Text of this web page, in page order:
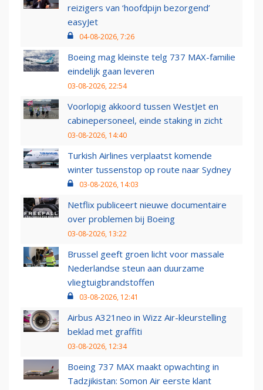
reizigers van ‘hoofdpijn bezorgend’
easyJet
04-08-2026, 7:26
Boeing mag kleinste telg 737 MAX-familie
eindelijk gaan leveren
03-08-2026, 22:54
Voorlopig akkoord tussen WestJet en
cabinepersoneel, einde staking in zicht
03-08-2026, 14:40
Turkish Airlines verplaatst komende
winter tussenstop op route naar Sydney
03-08-2026, 14:03
Netflix publiceert nieuwe documentaire
over problemen bij Boeing
03-08-2026, 13:22
Brussel geeft groen licht voor massale
Nederlandse steun aan duurzame
vliegtuigbrandstoffen
03-08-2026, 12:41
Airbus A321neo in Wizz Air-kleurstelling
beklad met graffiti
03-08-2026, 12:34
Boeing 737 MAX maakt opwachting in
Tadzjikistan: Somon Air eerste klant